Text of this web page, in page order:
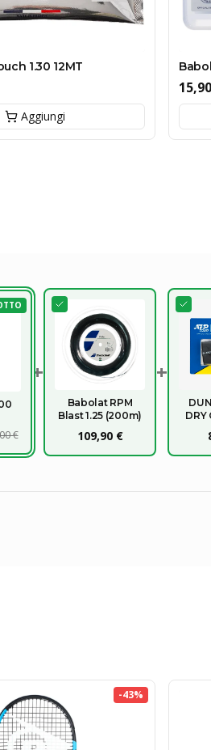
1.30 12MT
Aggiungi
€
+
Babolat RPM
Blast 1.25 (200m)
109,90 €
+
DRY
-43%